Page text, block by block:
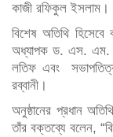
কাজী রফিকুল ইসলাম।
বিশেষ অতিথি হিসেবে
অধ্যাপক ড. এস. এম.
লতিফ এবং
রব্বানী।
অনুষ্ঠানের প্রধান
তাঁর বক্তব্যে বলেন,